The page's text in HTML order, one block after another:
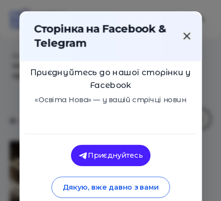
пріоритетом держави
Сторінка на Facebook &
Telegram
Приєднуйтесь до нашої сторінки у
Facebook
«Освіта Нова» — у вашій стрічці новин
Приєднуйтесь
Дякую, вже давно з вами